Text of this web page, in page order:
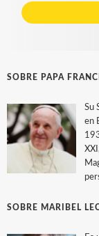
SOBRE PAPA
Su
en
SOBRE MARIBEL